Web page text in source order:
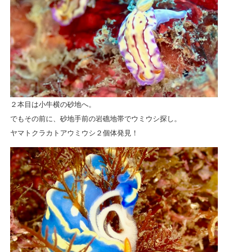
２本目は小牛横の砂地へ。
でもその前に、砂地手前の岩礁地帯でウミウシ探し。
ヤマトクラカトアウミウシ２個体発見！